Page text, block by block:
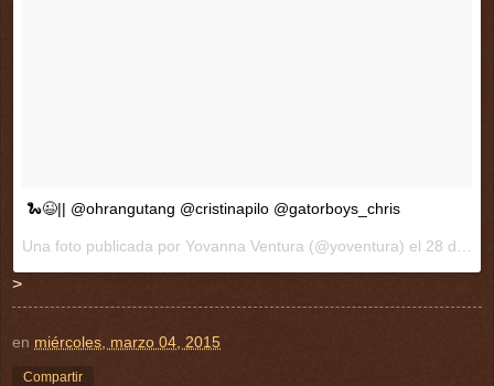
🐍😉|| @ohrangutang @cristinapilo @gatorboys_chris
Una foto publicada por Yovanna Ventura (@yoventura) el 28 de Feb de 2015 a la(s) 12:32 PST
>
en miércoles, marzo 04, 2015
Compartir